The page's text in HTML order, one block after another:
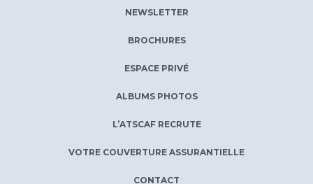
NEWSLETTER
BROCHURES
ESPACE PRIVÉ
ALBUMS PHOTOS
L’ATSCAF RECRUTE
VOTRE COUVERTURE ASSURANTIELLE
CONTACT